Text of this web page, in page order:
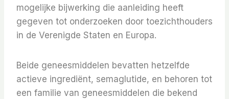
mogelijke bijwerking die aanleiding heeft
gegeven tot onderzoeken door toezichthouders
in de Verenigde Staten en Europa.
Beide geneesmiddelen bevatten hetzelfde
actieve ingrediënt, semaglutide, en behoren tot
een familie van geneesmiddelen die bekend